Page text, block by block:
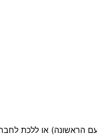
הראשונה) או ללכת